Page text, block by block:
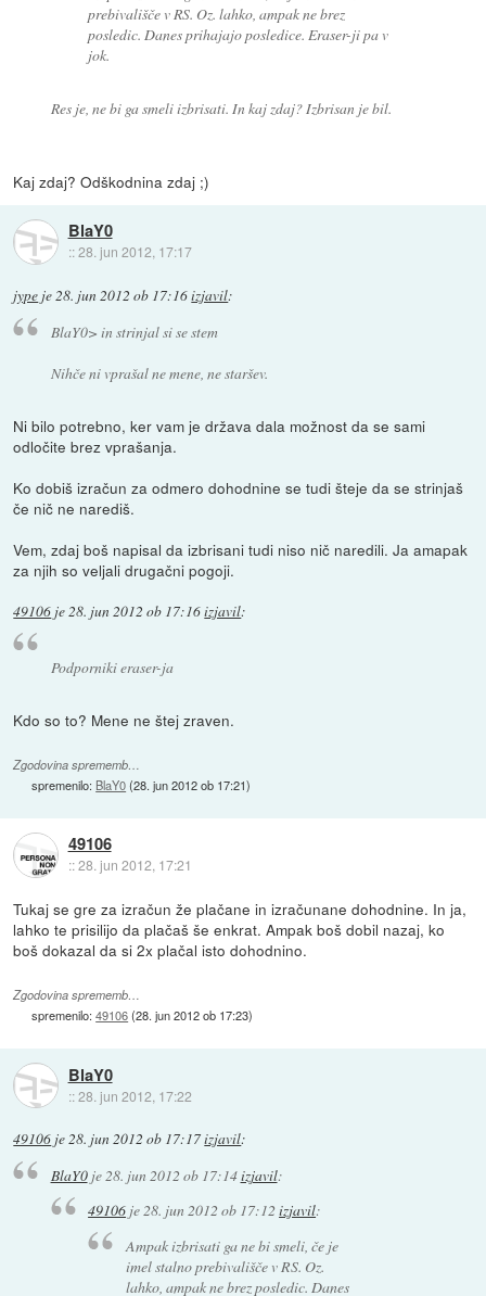
prebivališče v RS. Oz. lahko, ampak ne brez
posledic. Danes prihajajo posledice. Eraser-ji pa v
jok.
Res je, ne bi ga smeli izbrisati. In kaj zdaj? Izbrisan je bil.
Kaj zdaj? Odškodnina zdaj ;)
BlaY0
::28. jun 2012, 17:17
jype je28. jun 2012 ob 17:16izjavil:
BlaY0> in strinjal si se stem
Nihče ni vprašal ne mene, ne staršev.
Ni bilo potrebno, ker vam je država dala možnost da se sami
odločite brez vprašanja.
Ko dobiš izračun za odmero dohodnine se tudi šteje da se strinjaš
če nič ne narediš.
Vem, zdaj boš napisal da izbrisani tudi niso nič naredili. Ja amapak
za njih so veljali drugačni pogoji.
49106 je 28. jun 2012 ob 17:16izjavil:
Podporniki eraser-ja
Kdo so to? Mene ne štej zraven.
Zgodovina sprememb…
spremenilo: BlaY0(28. jun 2012 ob 17:21)
49106
::28. jun 2012, 17:21
Tukaj se gre za izračun že plačane in izračunane dohodnine. In ja,
lahko te prisilijo da plačaš še enkrat. Ampak boš dobil nazaj, ko
boš dokazal da si 2x plačal isto dohodnino.
Zgodovina sprememb…
spremenilo:49106(28. jun 2012 ob 17:23)
BlaY0
::28. jun 2012, 17:22
49106 je28. jun 2012 ob 17:17izjavil:
BlaY0je 28. jun 2012 ob 17:14izjavil:
49106 je28. jun 2012 ob 17:12izjavil:
Ampak izbrisati ga ne bi smeli, če je
imel stalno prebivališče v RS. Oz.
lahko, ampak ne brez posledic. Danes